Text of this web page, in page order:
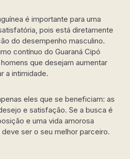
é importante para uma
pois está diretamente
do desempenho masculino.
contínuo do Guaraná Cipó
que desejam aumentar
a intimidade.
eles que se beneficiam: as
e satisfação. Se a busca é
e uma vida amorosa
deve ser o seu melhor parceiro.